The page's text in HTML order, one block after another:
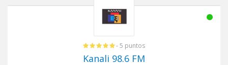
- 5 puntos
Kanali 98.6 FM